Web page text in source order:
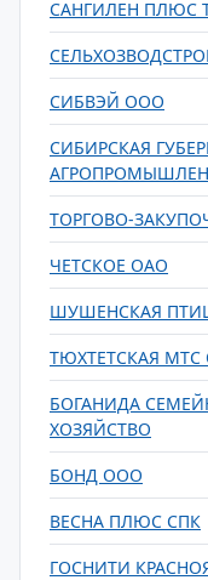
САНГИЛЕН ПЛЮС
СИБВЭЙ ООО
СИБИРСКАЯ
ТОРГОВО-
ЧЕТСКОЕ ОАО
ШУШЕНСКАЯ
ТЮХТЕТСКАЯ
БОГАНИДА
ХОЗЯЙСТВО
БОНД ООО
ВЕСНА ПЛЮС СПК
ГОСНИТИ